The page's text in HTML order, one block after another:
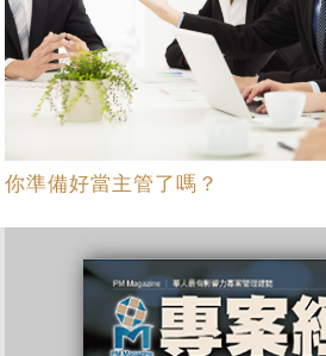
你準備好當主管了嗎？